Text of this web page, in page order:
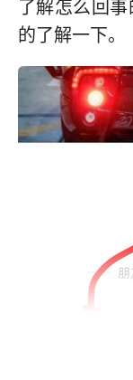
了解怎么回
的了解一下。